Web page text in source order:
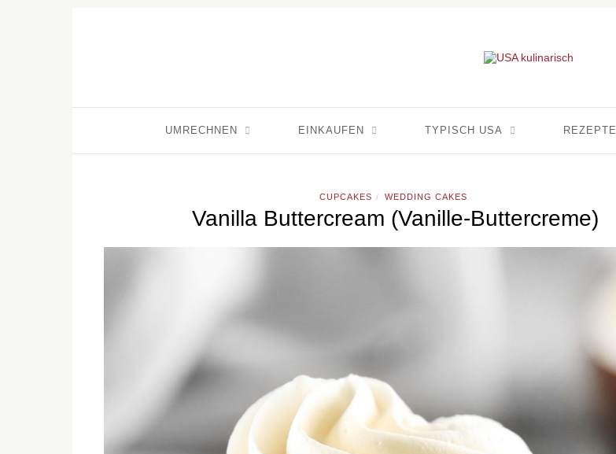
UMRECHNEN EINKAUFEN TYPISCH USA REZEPTE
CUPCAKES / WEDDING CAKES
Vanilla Buttercream (Vanille-Buttercreme)